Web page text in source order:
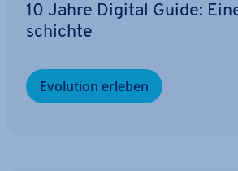
10 Jahre Digital Guide:
schich­te
Evolution erleben